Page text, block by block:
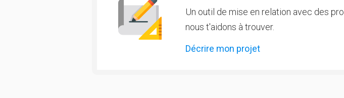
Un outil de mise en relation avec des
nous t'aidons à trouver.
Décrire mon projet